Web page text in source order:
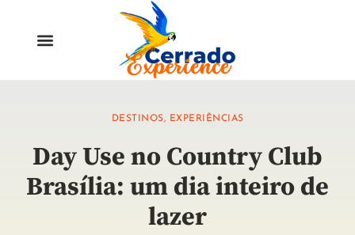
DESTINOS, EXPERIÊNCIAS
Day Use no Country Club
Brasília: um dia inteiro de
lazer